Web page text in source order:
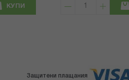
КУПИ
Защитени плащания